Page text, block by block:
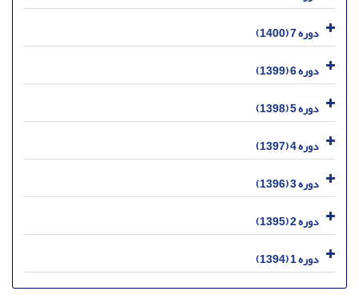
دوره 7 (1400)
دوره 6 (1399)
دوره 5 (1398)
دوره 4 (1397)
دوره 3 (1396)
دوره 2 (1395)
دوره 1 (1394)